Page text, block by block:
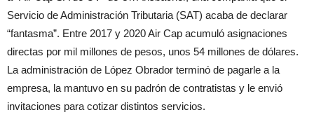
Servicio de Administración Tributaria (SAT) acaba de declarar
“fantasma”. Entre 2017 y 2020 Air Cap acumuló asignaciones
directas por mil millones de pesos, unos 54 millones de dólares.
La administración de López Obrador terminó de pagarle a la
empresa, la mantuvo en su padrón de contratistas y le envió
invitaciones para cotizar distintos servicios.